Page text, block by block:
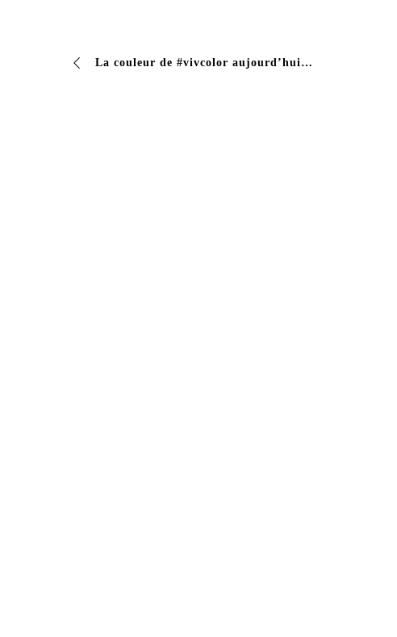
La couleur de #vivcolor aujourd’hui est RAL 2008 Vous souhaitez donner à votre maison un look frais et moderne ? Recherchez sur notre site Web les produits les plus adaptés à vos besoins. Nous vous attendons…